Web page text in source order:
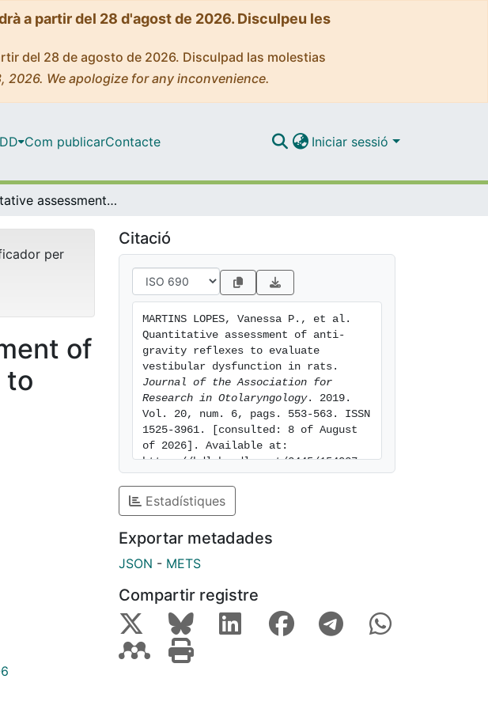
a partir del 28 d'agost de 2026. Disculpeu les
del 28 de agosto de 2026. Disculpad las molestias
We apologize for any inconvenience.
Com publicarContacte Iniciar sessió
Quantitative assessment of anti-gravity reflexes to evaluate vestibular dysfunction in rats
per
of
to
Citació
MARTINS LOPES, Vanessa P., et al.
Quantitative assessment of anti-
gravity reflexes to evaluate
Journal of the Association for
Research in Otolaryngology. 2019.
Vol. 20, num. 6, pags. 553-563. ISSN
1525-3961. [consulted: 8 of August
of 2026]. Available at:
https://hdl.handle.net/2445/154037
Estadístiques
Exportar metadades
JSON - METS
Compartir registre